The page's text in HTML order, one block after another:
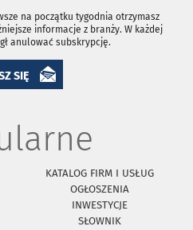
na początku tygodnia otrzymasz
informacje z branży. W każdej
anulować subskrypcję.
SIĘ
KATALOG FIRM I USŁUG
OGŁOSZENIA
INWESTYCJE
SŁOWNIK